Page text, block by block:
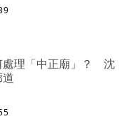
處理「中正廟」？ 沈